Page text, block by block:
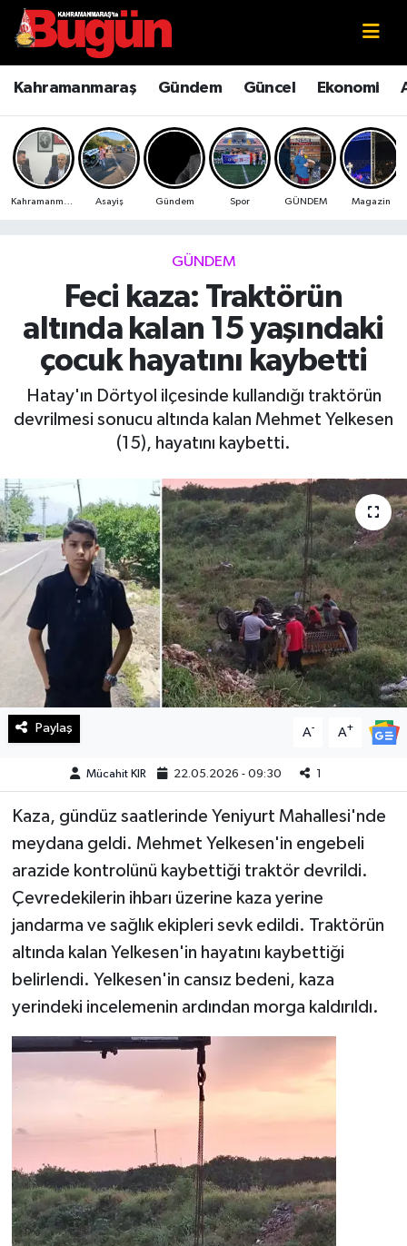
Kahramanmaraş Gündem Güncel Ekonomi
Asayiş Gündem Spor GÜNDEM Magazin
GÜNDEM
Feci kaza: Traktörün
altında kalan 15 yaşındaki
çocuk hayatını kaybetti
Hatay'ın Dörtyol ilçesinde kullandığı traktörün
devrilmesi sonucu altında kalan Mehmet Yelkesen
(15), hayatını kaybetti.
Paylaş A- A+
Mücahit KIR 22.05.2026 - 09:30 1
Kaza, gündüz saatlerinde Yeniyurt Mahallesi'nde
meydana geldi. Mehmet Yelkesen'in engebeli
arazide kontrolünü kaybettiği traktör devrildi.
Çevredekilerin ihbarı üzerine kaza yerine
jandarma ve sağlık ekipleri sevk edildi. Traktörün
altında kalan Yelkesen'in hayatını kaybettiği
belirlendi. Yelkesen'in cansız bedeni, kaza
yerindeki incelemenin ardından morga kaldırıldı.
Kahramanmaraş
Kahramanmaraş Sokak Röportajları
Bilim ve Teknoloji
Çevre
Ekonomi
Güncel
Haberde İnsan
Kültür Sanat
Magazin
Manşet Altı
Manşetler
Resmi İlan
Sağlık
Spor
SürManşet
Teknoloji
Yaşam
KAHRAMANMARAŞ
Kahramanmaraş Nöbetçi Eczaneler
Kahramanmaraş Hava Durumu
Kahramanmaraş Namaz Vakitleri
Kahramanmaraş Trafik Yoğunluk Haritası
Süper Lig Puan Durumu ve Fikstür
Tüm Manşetler
Son Dakika Haberleri
Haber Arşivi